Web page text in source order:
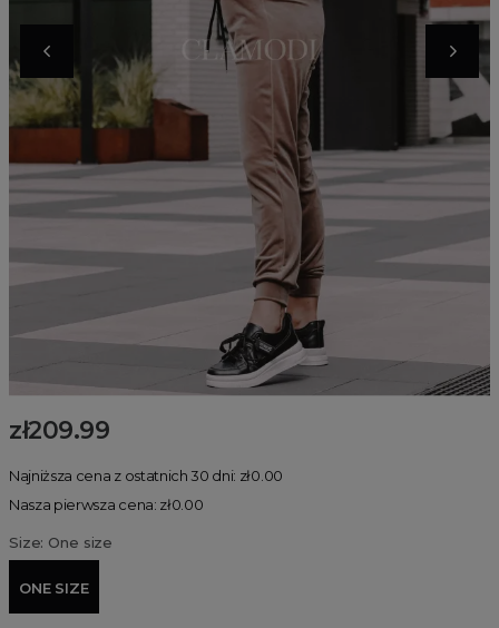
zł209.99
Najniższa cena z ostatnich 30 dni: zł0.00
Nasza pierwsza cena: zł0.00
Size: One size
ONE SIZE